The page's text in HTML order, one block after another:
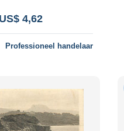
4,62
Professioneel handelaar